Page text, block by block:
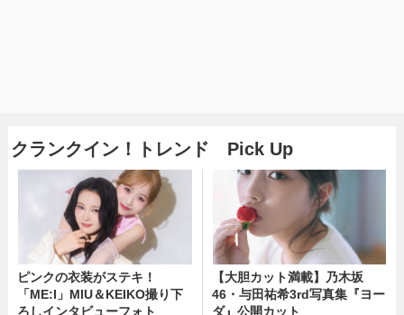
クランクイン！トレンド Pick Up
ピンクの衣装がステキ！
「ME:I」MIU＆KEIKO撮り下
ろしインタビューフォト
【大胆カット満載】乃木坂
46・与田祐希3rd写真集『ヨー
ダ』公開カット